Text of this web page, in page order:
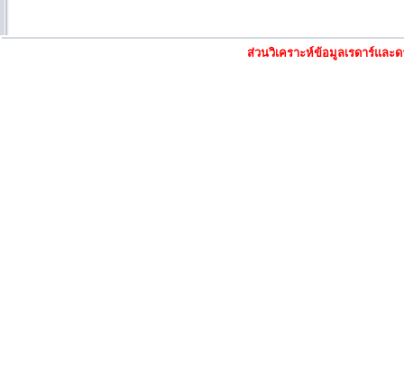
ส่วนวิเคราะห์ข้อมูลเรดาร์แล